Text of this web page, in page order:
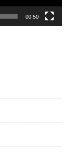
00:50